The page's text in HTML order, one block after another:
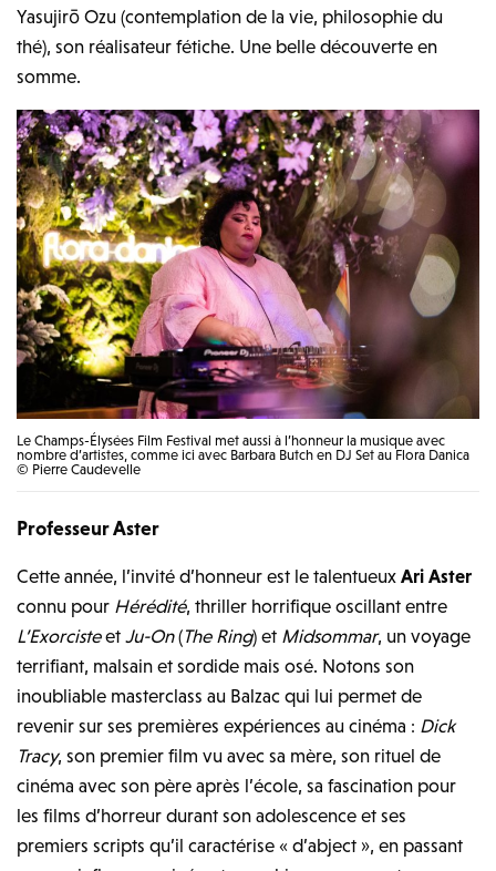
Yasujirō Ozu (contemplation de la vie, philosophie du
thé), son réalisateur fétiche. Une belle découverte en
somme.
Le Champs-Élysées Film Festival met aussi à l’honneur la musique avec
nombre d’artistes, comme ici avec Barbara Butch en DJ Set au Flora Danica
© Pierre Caudevelle
Professeur Aster
Cette année, l’invité d’honneur est le talentueuxAri Aster
connu pour Hérédité, thriller horrifique oscillant entre
L’ExorcisteetJu-On(The Ring) et Midsommar, un voyage
terrifiant, malsain et sordide mais osé. Notons son
inoubliable masterclass au Balzac qui lui permet de
revenir sur ses premières expériences au cinéma : Dick
Tracy, son premier film vu avec sa mère, son rituel de
cinéma avec son père après l’école, sa fascination pour
les films d’horreur durant son adolescence et ses
premiers scripts qu’il caractérise « d’abject », en passant